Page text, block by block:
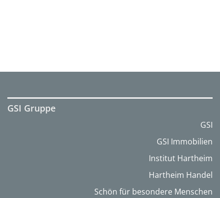
GSI Gruppe
GSI
GSI Immobilien
Institut Hartheim
Hartheim Handel
Schön für besondere Menschen